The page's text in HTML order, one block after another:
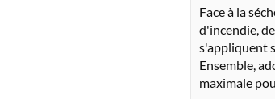
Face à la
d'incendie,
s'appliquent
Ensemble,
maximale